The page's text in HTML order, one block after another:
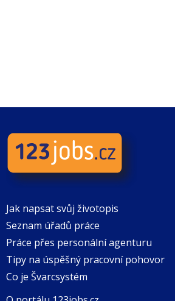
Jak napsat svůj životopis
Seznam úřadů práce
Práce přes personální agenturu
Tipy na úspěšný pracovní pohovor
Co je Švarcsystém